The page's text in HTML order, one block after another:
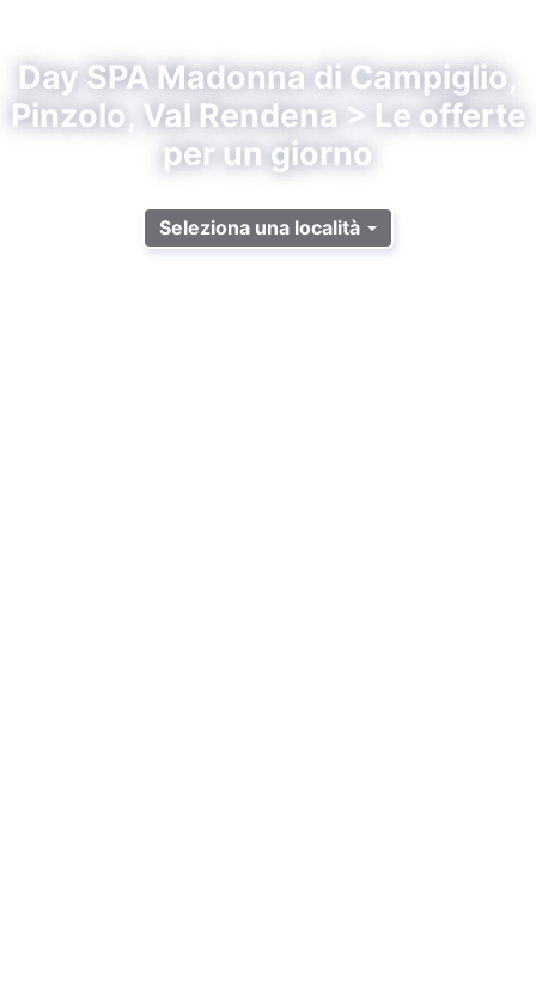
Day SPA Madonna di Campiglio,
Pinzolo, Val Rendena > Le offerte
per un giorno
Seleziona una località